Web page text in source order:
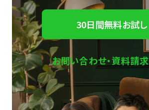
30日間無料お試し
お問い合わせ・資料請求